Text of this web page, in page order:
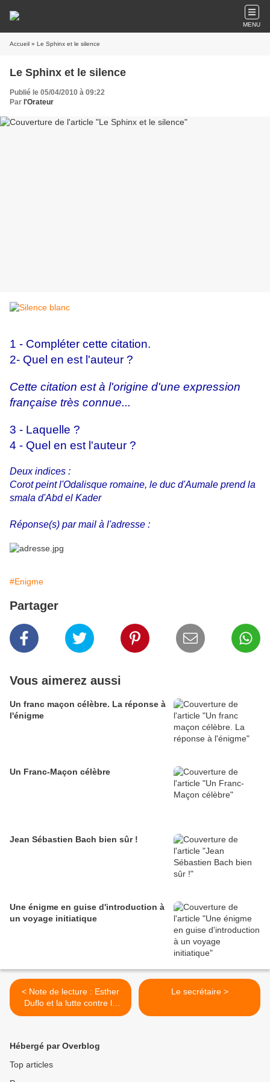
MENU
Accueil » Le Sphinx et le silence
Le Sphinx et le silence
Publié le 05/04/2010 à 09:22
Par l'Orateur
1 - Compléter cette citation.
2- Quel en est l'auteur ?
Cette citation est à l'origine d'une expression
française très connue...
3 - Laquelle ?
4 - Quel en est l'auteur ?
Deux indices :
Corot peint l'Odalisque romaine, le duc d'Aumale prend la
smala d'Abd el Kader
Réponse(s) par mail à l'adresse :
#Enigme
Partager
Vous aimerez aussi
Un franc maçon célèbre. La réponse à
l'énigme
Un Franc-Maçon célèbre
Jean Sébastien Bach bien sûr !
Une énigme en guise d'introduction à
un voyage initiatique
< Note de lecture : Esther
Duflo et la lutte contre la
pauvreté
Le secrétaire >
Hébergé par Overblog
Top articles